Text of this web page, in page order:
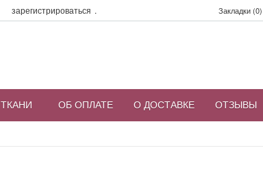
зарегистрироваться . Закладки (0)
ТКАНИ ОБ ОПЛАТЕ О ДОСТАВКЕ ОТЗЫВЫ